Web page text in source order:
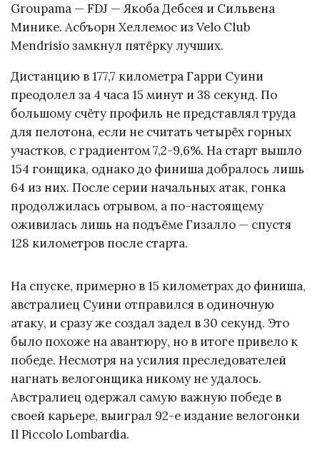
Groupama — FDJ — Якоба Дебсея и Сильвена
Минике. Асбъорн Хеллемос из Velo Club
Mendrisio замкнул пятёрку лучших.
Дистанцию в 177,7 километра Гарри Суини
преодолел за 4 часа 15 минут и 38 секунд. По
большому счёту профиль не представлял труда
для пелотона, если не считать четырёх горных
участков, с градиентом 7,2-9,6%. На старт вышло
154 гонщика, однако до финиша добралось лишь
64 из них. После серии начальных атак, гонка
продолжилась отрывом, а по-настоящему
оживилась лишь на подъёме Гизалло — спустя
128 километров после старта.
На спуске, примерно в 15 километрах до финиша,
австралиец Суини отправился в одиночную
атаку, и сразу же создал задел в 30 секунд. Это
было похоже на авантюру, но в итоге привело к
победе. Несмотря на усилия преследователей
нагнать велогонщика никому не удалось.
Австралиец одержал самую важную победе в
своей карьере, выиграл 92-е издание велогонки
Il Piccolo Lombardia.